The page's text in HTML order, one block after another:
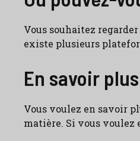
Vous souhaitez
existe plusieurs
En savoir
Vous voulez en savoir
matière. Si vous voulez